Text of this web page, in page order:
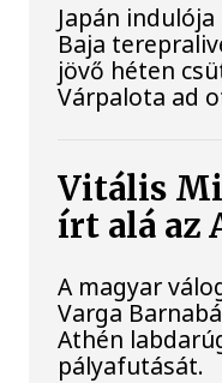
Japán
Baja
jövő héten
Várpalota ad
Vitális
írt alá az
A magyar
Varga
Athén
pályafutását.